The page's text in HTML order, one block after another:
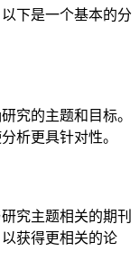
下是一个基本的分
究的主题和目标。
析更具针对性。
究主题相关的期刊
获得更相关的论